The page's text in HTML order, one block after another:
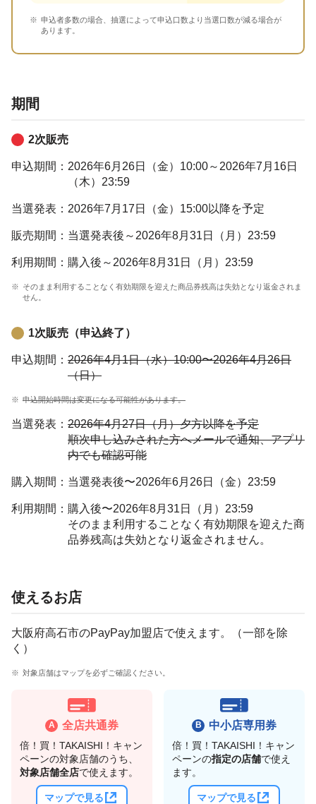
申込者多数の場合、抽選によって申込口数より当選口数が減る場合が
あります。
期間
2次販売
申込期間： 2026年6月26日（金）10:00～2026年7月16日
（木）23:59
当選発表： 2026年7月17日（金）15:00以降を予定
販売期間： 当選発表後～2026年8月31日（月）23:59
利用期間： 購入後～2026年8月31日（月）23:59
そのまま利用することなく有効期限を迎えた商品券残高は失効となり返金されま
せん。
1次販売（申込終了）
申込期間： 2026年4月1日（水）10:00〜2026年4月26日
（日）
申込開始時間は変更になる可能性があります。
当選発表： 2026年4月27日（月）夕方以降を予定
順次申し込みされた方へメールで通知、アプリ
内でも確認可能
購入期間： 当選発表後〜2026年6月26日（金）23:59
利用期間： 購入後〜2026年8月31日（月）23:59
そのまま利用することなく有効期限を迎えた商
品券残高は失効となり返金されません。
使えるお店
大阪府高石市のPayPay加盟店で使えます。（一部を除
く）
対象店舗はマップを必ずご確認ください。
全店共通券
倍！買！TAKAISHI！キャン
ペーンの対象店舗のうち、
対象店舗全店で使えます。
マップで見る
中小店専用券
倍！買！TAKAISHI！キャン
ペーンの指定の店舗で使え
ます。
マップで見る